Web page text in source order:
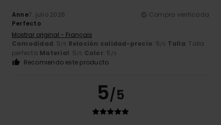
Anne7. julio 2026
Compra verificada
Perfecto
Mostrar original - Français
Comodidad: 5/5 Relación calidad-precio: 5/5 Talla: Talla
perfecta Material: 5/5 Color: 5 /5
Recomiendo este producto
5/5